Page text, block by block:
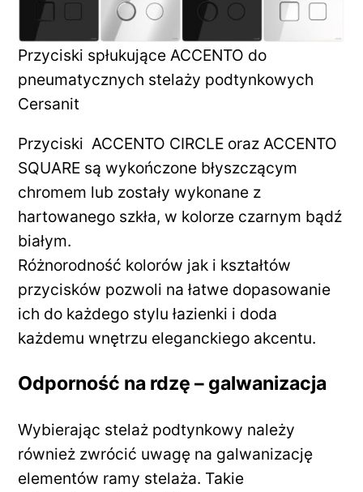
Przyciski spłukujące ACCENTO do
pneumatycznych stelaży podtynkowych
Cersanit
Przyciski ACCENTO CIRCLE oraz ACCENTO
SQUARE są wykończone błyszczącym
chromem lub zostały wykonane z
hartowanego szkła, w kolorze czarnym bądź
białym.
Różnorodność kolorów jak i kształtów
przycisków pozwoli na łatwe dopasowanie
ich do każdego stylu łazienki i doda
każdemu wnętrzu eleganckiego akcentu.
Odporność na rdzę – galwanizacja
Wybierając stelaż podtynkowy należy
również zwrócić uwagę na galwanizację
elementów ramy stelaża. Takie